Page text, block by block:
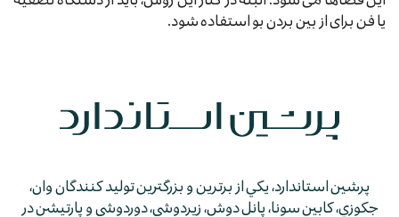
یا فن برای از بین بردن بو استفاده شود.
پرشين استاندارد، يكي از برترين و بزرگترين توليد كنندگان وان،
جكوزي، كابين سونا، پانل دوش، زيردوشي، دوردوشي و پارتيشن در